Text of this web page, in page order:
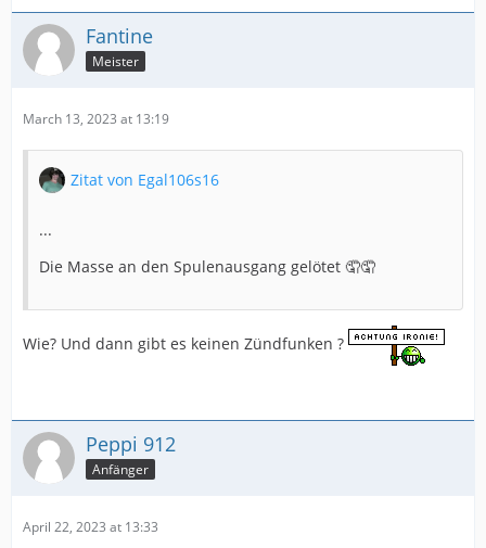
Fantine
Meister
March 13, 2023 at 13:19
Zitat von Egal106s16
...
Die Masse an den Spulenausgang gelötet 🤦🤦
Wie? Und dann gibt es keinen Zündfunken ?
Peppi 912
Anfänger
April 22, 2023 at 13:33